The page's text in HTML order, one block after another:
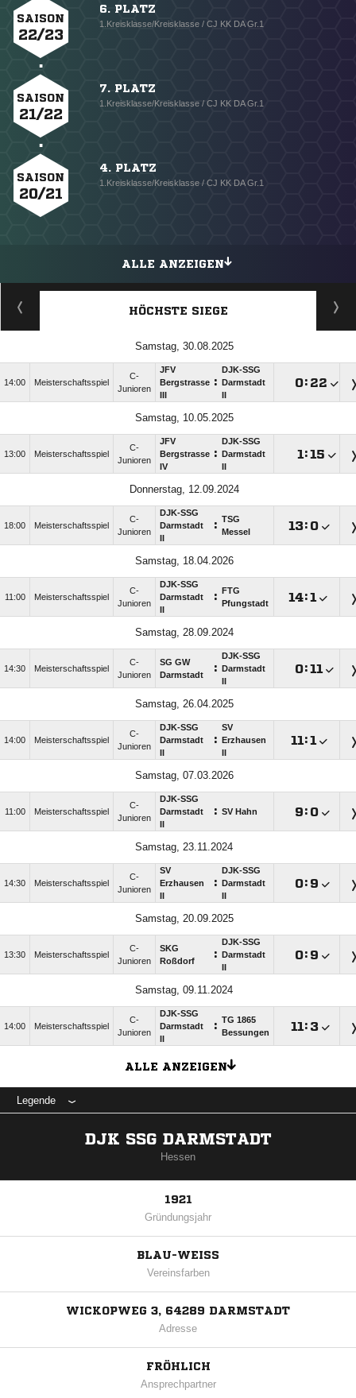
SAISON
22/23
6. PLATZ
1.Kreisklasse/Kreisklasse / CJ KK DA Gr.1
SAISON
21/22
7. PLATZ
1.Kreisklasse/Kreisklasse / CJ KK DA Gr.1
SAISON
20/21
4. PLATZ
1.Kreisklasse/Kreisklasse / CJ KK DA Gr.1
ALLE ANZEIGEN
HÖCHSTE SIEGE
Samstag, 30.08.2025
14:00 Meisterschaftsspiel
C-
Junioren
JFV
Bergstrasse :
DJK-SSG
Darmstadt
: 
Samstag, 10.05.2025
13:00 Meisterschaftsspiel
C-
Junioren
JFV
Bergstrasse
IV
:
DJK-SSG
Darmstadt
:
Donnerstag, 12.09.2024
18:00 Meisterschaftsspiel
C-
Junioren
DJK-SSG
Darmstadt
: TSG
Messel
: 
Samstag, 18.04.2026
11:00 Meisterschaftsspiel
C-
Junioren
DJK-SSG
Darmstadt
:
FTG
Pfungstadt
:
Samstag, 28.09.2024
14:30 Meisterschaftsspiel
C-
Junioren
SG GW
Darmstadt
:
DJK-SSG
Darmstadt
:
Samstag, 26.04.2025
14:00 Meisterschaftsspiel
C-
Junioren
DJK-SSG
Darmstadt
:
SV
Erzhausen
:
Samstag, 07.03.2026
11:00 Meisterschaftsspiel
C-
Junioren
DJK-SSG
Darmstadt
: SV Hahn : 
Samstag, 23.11.2024
14:30 Meisterschaftsspiel
C-
Junioren
SV
Erzhausen
:
DJK-SSG
Darmstadt
: 
Samstag, 20.09.2025
13:30 Meisterschaftsspiel
C-
Junioren
SKG
Roßdorf
:
DJK-SSG
Darmstadt
: 
Samstag, 09.11.2024
14:00 Meisterschaftsspiel
C-
Junioren
DJK-SSG
Darmstadt
: TG 1865
Bessungen
: 
ALLE ANZEIGEN
Legende
DJK SSG DARMSTADT
Hessen
1921
Gründungsjahr
BLAU-WEISS
Vereinsfarben
WICKOPWEG 3, 64289 DARMSTADT
Adresse
FRÖHLICH
Ansprechpartner